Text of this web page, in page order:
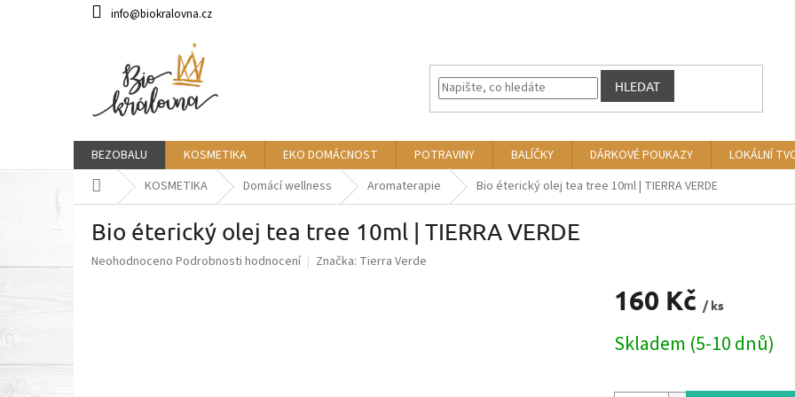
info@biokralovna.cz
HLEDAT
BEZOBALU KOSMETIKA EKO DOMÁCNOST POTRAVINY BALÍČKY DÁRKOVÉ POUKAZY LOKÁLNÍ
Domů KOSMETIKA Domácí wellness Aromaterapie Bio éterický olej tea tree 10ml | TIERRA VERDE
Bio éterický olej tea tree 10ml | TIERRA VERDE
Průměrné
Neohodnoceno Podrobnosti hodnocení Značka: Tierra Verde
160 Kč / ks
cena:
Skladem (5-10 dnů)